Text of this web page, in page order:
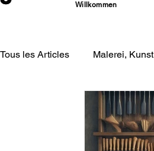
Willkommen
Tous les Articles Malerei, Kunst